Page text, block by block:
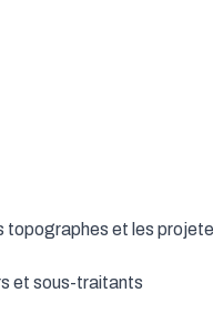
topographes et les
et sous-traitants